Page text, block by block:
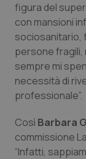
Abruzzo
Basilicata
Calabria
Campania
Emilia-
QS Pro
Artrite &
Asma &
Car-T
QS Club
figura del
con mansioni
sociosanitario,
persone
sempre mi
necessità di
professionale”.
Così Barbara
commissione
“Infatti,